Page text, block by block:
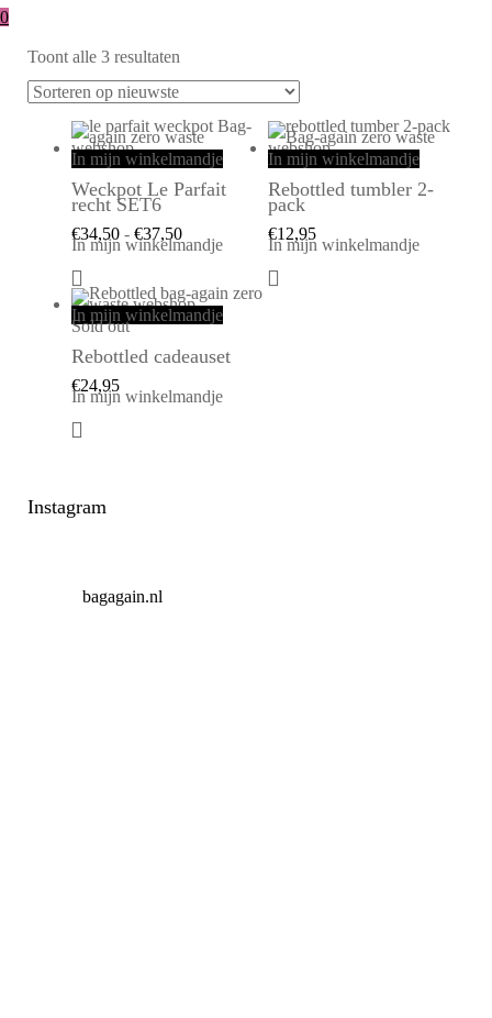
0
Toont alle 3 resultaten
In mijn winkelmandje
Weckpot Le Parfait
recht SET6
€34,50 - €37,50
In mijn winkelmandje
In mijn winkelmandje
Rebottled tumbler 2-
pack
€12,95
In mijn winkelmandje
In mijn winkelmandje
Sold out
Rebottled cadeauset
€24,95
In mijn winkelmandje
Instagram
bagagain.nl